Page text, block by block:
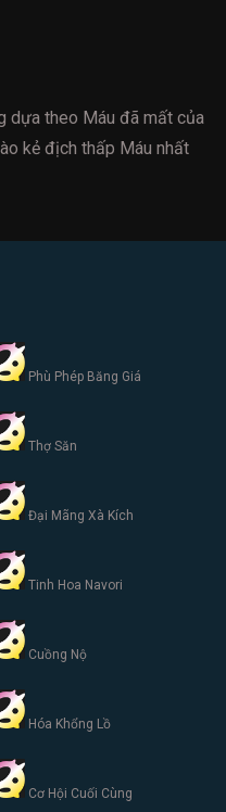
dựa theo Máu đã mất của
kẻ địch thấp Máu nhất
Phù Phép Băng Giá
Thợ Săn
Đại Mãng Xà Kích
Tinh Hoa Navori
Cuồng Nộ
Hóa Khổng Lồ
Cơ Hội Cuối Cùng